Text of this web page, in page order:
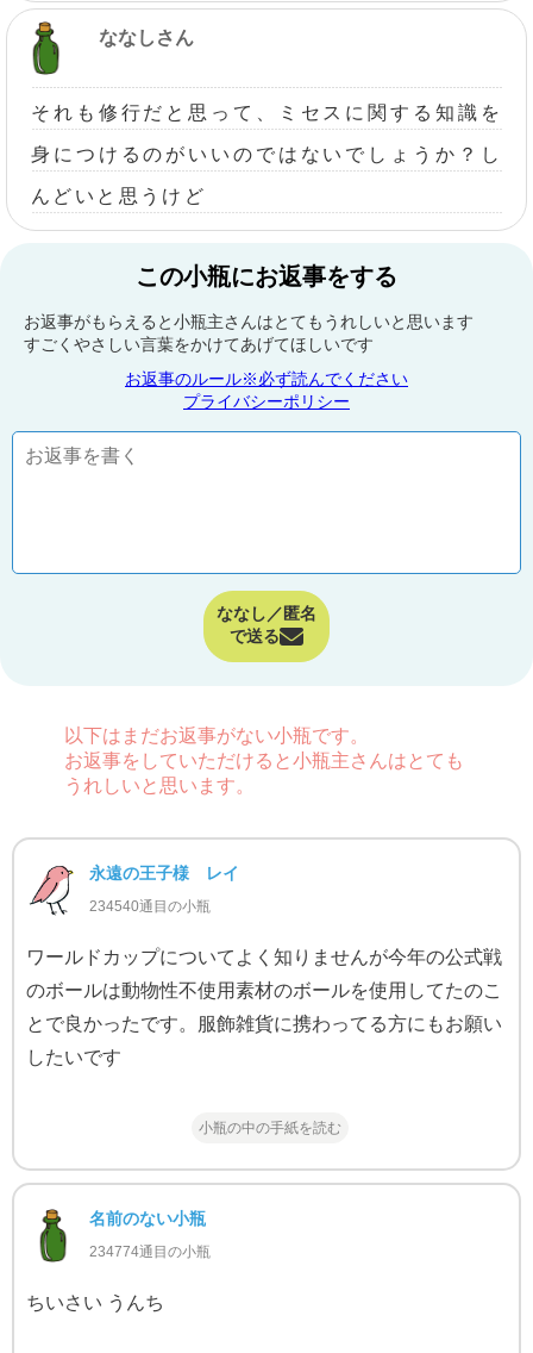
ななしさん
それも修行だと思って、ミセスに関する知識を
身につけるのがいいのではないでしょうか？し
んどいと思うけど
この小瓶にお返事をする
お返事がもらえると小瓶主さんはとてもうれしいと思います
すごくやさしい言葉をかけてあげてほしいです
お返事のルール※必ず読んでください
プライバシーポリシー
ななし／匿名
で送る
以下はまだお返事がない小瓶です。
お返事をしていただけると小瓶主さんはとても
うれしいと思います。
永遠の王子様 レイ
234540通目の小瓶
ワールドカップについてよく知りませんが今年の公式戦
のボールは動物性不使用素材のボールを使用してたのこ
とで良かったです。服飾雑貨に携わってる方にもお願い
したいです
小瓶の中の手紙を読む
名前のない小瓶
234774通目の小瓶
ちいさい うんち